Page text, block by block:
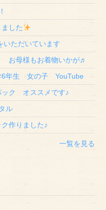
した
いただいています
お母様もお着物いかが♬
6年生 女の子 YouTube
ック オススメです♪
ル
作りました♪
一覧を見る